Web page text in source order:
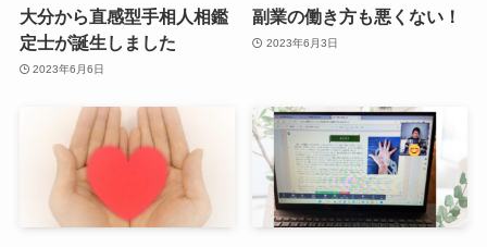
大分から直感型手相人相鑑
定士が誕生しました
2023年6月6日
副業の働き方も悪くない！
2023年6月3日